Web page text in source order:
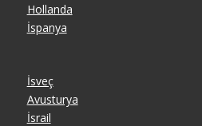
Hollanda
İspanya
İsveç
Avusturya
İsrail